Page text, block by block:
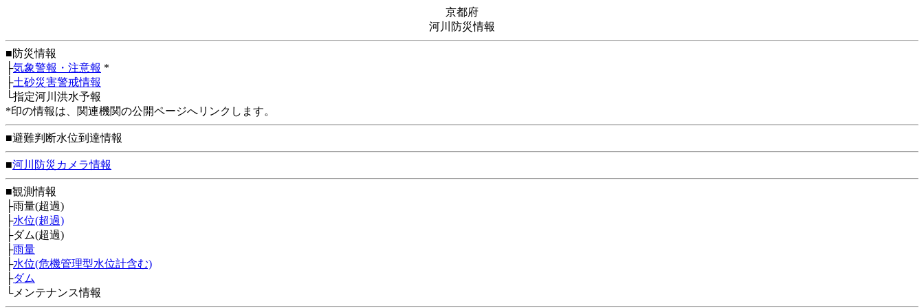
京都府
河川防災情報
■防災情報
├気象警報・注意報 *
├土砂災害警戒情報
└指定河川洪水予報
*印の情報は、関連機関の公開ページへリンクします。
■避難判断水位到達情報
■河川防災カメラ情報
■観測情報
├雨量(超過)
├水位(超過)
├ダム(超過)
├雨量
├水位(危機管理型水位計含む)
├ダム
└メンテナンス情報